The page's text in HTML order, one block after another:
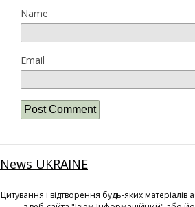
Name
Email
News UKRAINE
Цитування і відтворення будь-яких матеріалів